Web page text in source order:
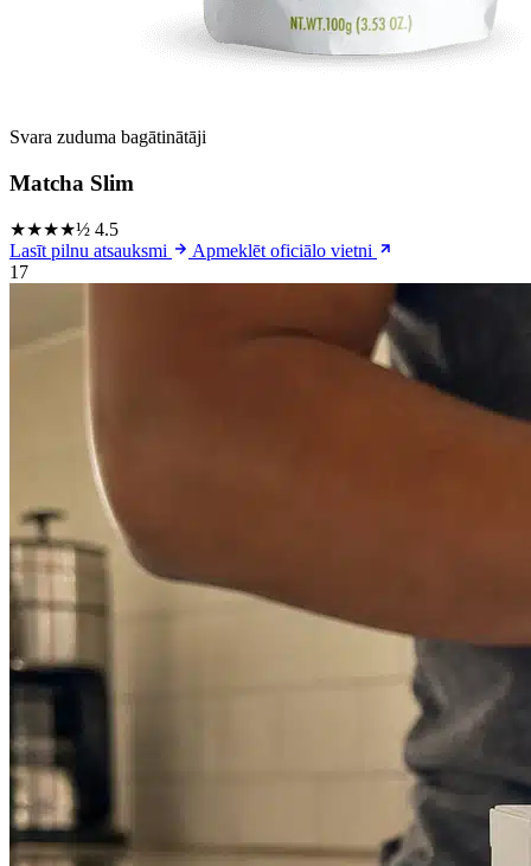
Svara zuduma bagātinātāji
Matcha Slim
★★★★½ 4.5
Lasīt pilnu atsauksmi
Apmeklēt oficiālo vietni
17